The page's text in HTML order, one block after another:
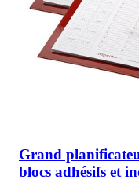
Grand
blocs adhésifs et